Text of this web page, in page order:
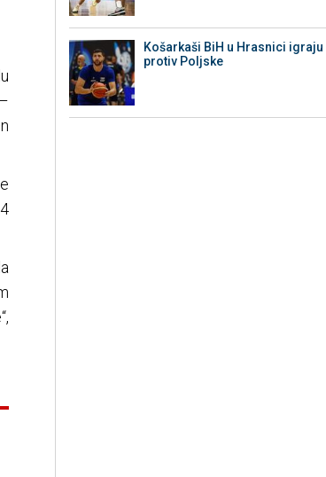
Košarkaši BiH u Hrasnici igraju
protiv Poljske